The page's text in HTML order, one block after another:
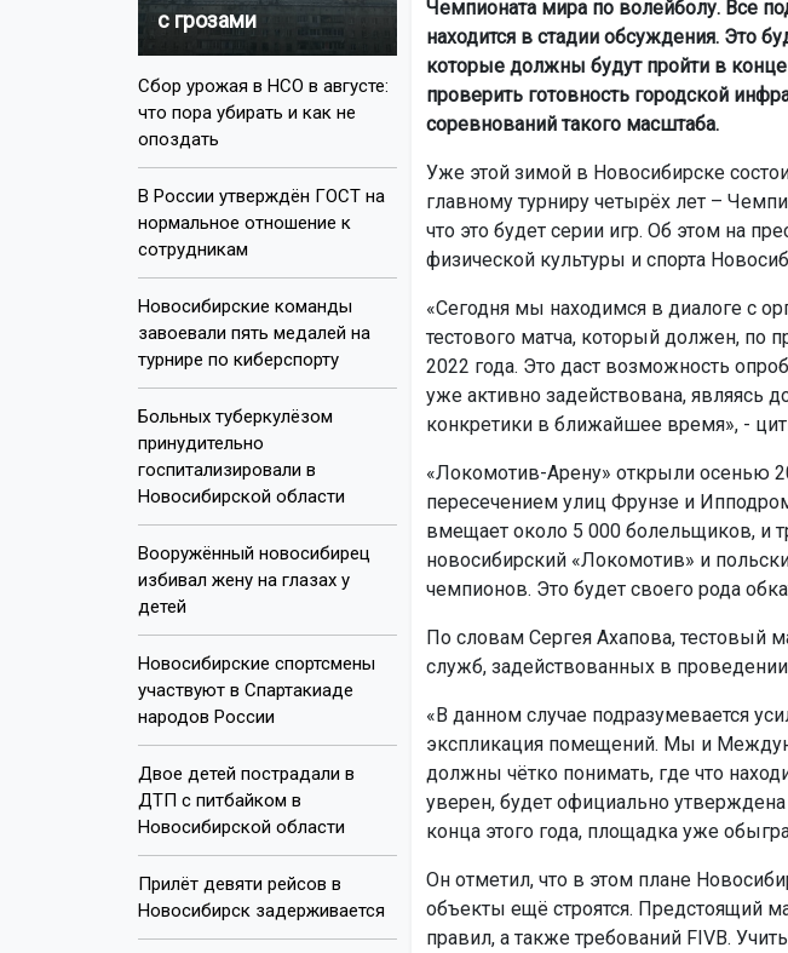
с грозами
Сбор урожая в НСО в августе:
что пора убирать и как не
опоздать
В России утверждён ГОСТ на
нормальное отношение к
сотрудникам
Новосибирские команды
завоевали пять медалей на
турнире по киберспорту
Больных туберкулёзом
принудительно
госпитализировали в
Новосибирской области
Вооружённый новосибирец
избивал жену на глазах у
детей
Новосибирские спортсмены
участвуют в Спартакиаде
народов России
Двое детей пострадали в
ДТП с питбайком в
Новосибирской области
Прилёт девяти рейсов в
Новосибирск задерживается
Чемпионата мира по волейболу. Все
находится в стадии обсуждения. Это
которые должны будут пройти в конце
проверить готовность городской
соревнований такого масштаба.
Уже этой зимой в Новосибирске
главному турниру четырёх лет –
что это будет серии игр. Об этом на
физической культуры и спорта
«Сегодня мы находимся в диалоге с
тестового матча, который должен,
2022 года. Это даст возможность
уже активно задействована,
конкретики в ближайшее время», -
«Локомотив-Арену» открыли осенью
пересечением улиц Фрунзе и
вмещает около 5 000 болельщиков, и
новосибирский «Локомотив» и
чемпионов. Это будет своего рода
По словам Сергея Ахапова, тестовый
служб, задействованных в
«В данном случае подразумевается
экспликация помещений. Мы и
должны чётко понимать, где что
уверен, будет официально
конца этого года, площадка уже
Он отметил, что в этом плане
объекты ещё строятся. Предстоящий
правил, а также требований FIVB.